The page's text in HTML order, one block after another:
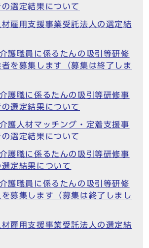
選定結果について
雇用支援事業受託法人の選定結
職員に係るたんの吸引等研修
を募集します（募集は終了しま
職に係るたんの吸引等研修事
選定結果について
人材マッチング・定着支援事
選定結果について
職に係るたんの吸引等研修事
定結果について
職員に係るたんの吸引等研修
募集します（募集は終了しまし
雇用支援事業受託法人の選定結